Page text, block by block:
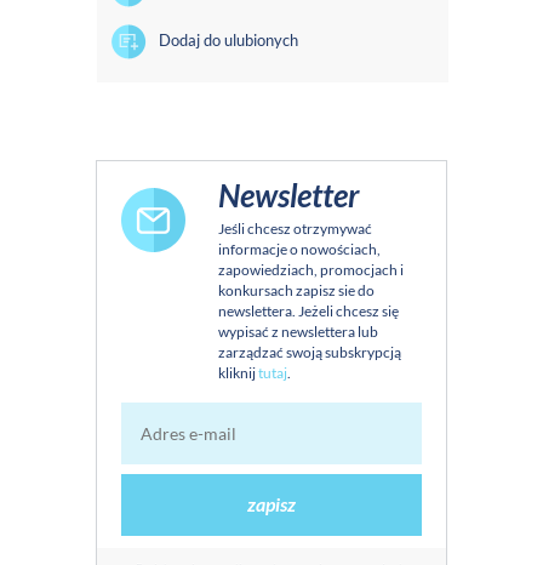
Dodaj do ulubionych
Newsletter
Jeśli chcesz otrzymywać
informacje o nowościach,
zapowiedziach, promocjach i
konkursach zapisz sie do
newslettera. Jeżeli chcesz się
wypisać z newslettera lub
zarządzać swoją subskrypcją
kliknijtutaj
zapisz